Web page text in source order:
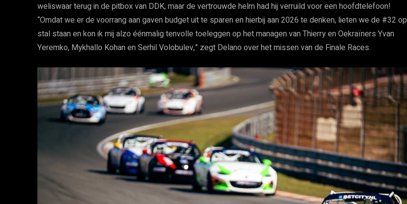
weliswaar terug in de pitbox van DDK, maar de vertrouwde helm had hij verruild voor een hoofdtelefoon!
“Omdat we er de voorrang aan gaven budget uit te sparen en hierbij aan 2026 te denken, lieten we de #32 op
stal staan en kon ik mij alzo éénmalig tenvolle toeleggen op het managen van Thierry en Oekraïners Yvan
Yeremko, Mykhallo Kohan en Serhil Volobulev,” zegt Delano over het missen van de Finale Races.